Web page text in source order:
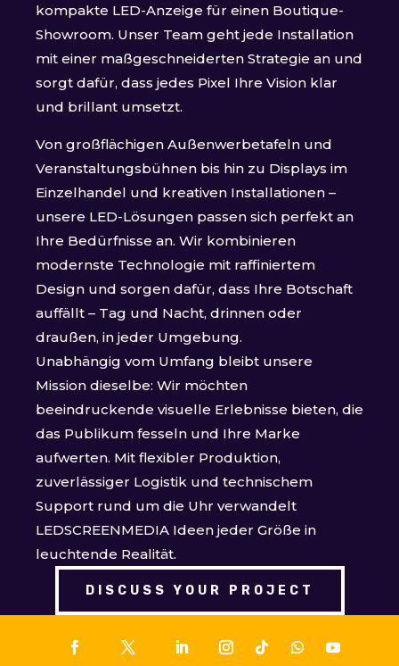
kompakte LED-Anzeige für einen Boutique-
Showroom. Unser Team geht jede Installation
mit einer maßgeschneiderten Strategie an und
sorgt dafür, dass jedes Pixel Ihre Vision klar
und brillant umsetzt.
Von großflächigen Außenwerbetafeln und
Veranstaltungsbühnen bis hin zu Displays im
Einzelhandel und kreativen Installationen –
unsere LED-Lösungen passen sich perfekt an
Ihre Bedürfnisse an. Wir kombinieren
modernste Technologie mit raffiniertem
Design und sorgen dafür, dass Ihre Botschaft
auffällt – Tag und Nacht, drinnen oder
draußen, in jeder Umgebung.
Unabhängig vom Umfang bleibt unsere
Mission dieselbe: Wir möchten
beeindruckende visuelle Erlebnisse bieten, die
das Publikum fesseln und Ihre Marke
aufwerten. Mit flexibler Produktion,
zuverlässiger Logistik und technischem
Support rund um die Uhr verwandelt
LEDSCREENMEDIA Ideen jeder Größe in
leuchtende Realität.
DISCUSS YOUR PROJECT